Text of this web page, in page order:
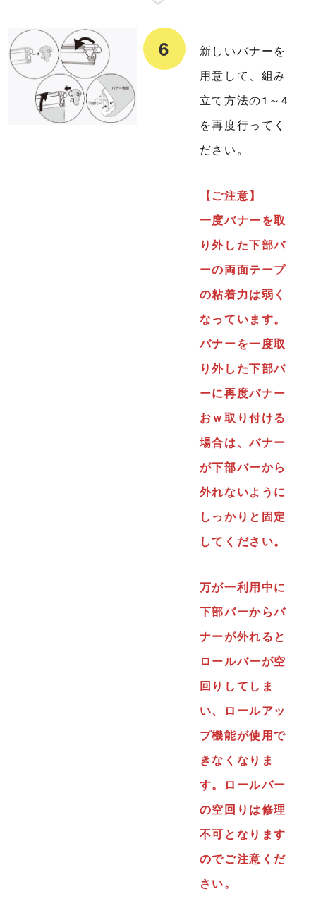
新しいバナーを
用意して、組み
立て方法の1～4
を再度行ってく
ださい。
【ご注意】
一度バナーを取
り外した下部バ
ーの両面テープ
の粘着力は弱く
なっています。
バナーを一度取
り外した下部バ
ーに再度バナー
おｗ取り付ける
場合は、バナー
が下部バーから
外れないように
しっかりと固定
してください。
万が一利用中に
下部バーからバ
ナーが外れると
ロールバーが空
回りしてしま
い、ロールアッ
プ機能が使用で
きなくなりま
す。ロールバー
の空回りは修理
不可となります
のでご注意くだ
さい。